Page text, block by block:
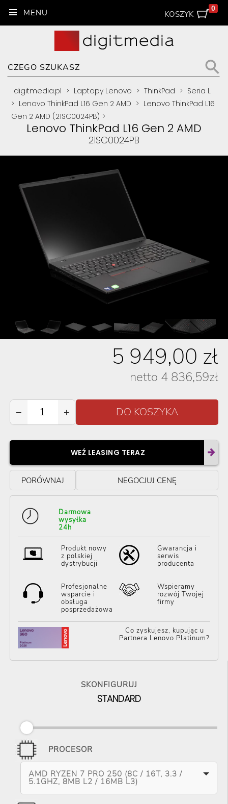
KOSZYK
0
digitmedia.pl > Laptopy Lenovo > ThinkPad > Seria L
> Lenovo ThinkPad L16 Gen 2 AMD > Lenovo ThinkPad L16
Gen 2 AMD (21SC0024PB) >
Lenovo ThinkPad L16 Gen 2 AMD
21SC0024PB
5 949,00 zł
netto 4 836,59zł
− +
WEŹ LEASING TERAZ
PORÓWNAJ NEGOCJUJ CENĘ
Darmowa
wysyłka
24h
Produkt nowy
z polskiej
dystrybucji
Gwarancja i
serwis
producenta
Profesjonalne
wsparcie i
obsługa
posprzedażowa
Wspieramy
rozwój Twojej
firmy
Co zyskujesz, kupując u
Partnera Lenovo Platinum?
SKONFIGURUJ
STANDARD
PROCESOR
AMD RYZEN 7 PRO 250 (8C / 16T, 3.3 /
5.1GHZ, 8MB L2 / 16MB L3)